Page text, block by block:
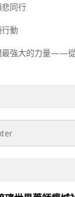
同行
動
最強大的力量——